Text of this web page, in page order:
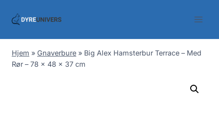
Hjem » Gnaverbure » Big Alex Hamsterbur Terrace – Med
Rør – 78 x 48 x 37 cm